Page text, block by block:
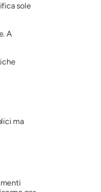
sole
A
ma